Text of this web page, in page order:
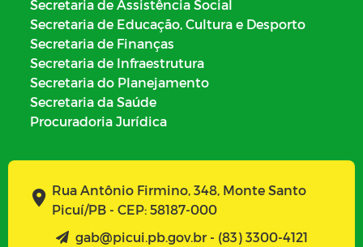
Secretaria de Assistência Social
Secretaria de Educação, Cultura e Desporto
Secretaria de Finanças
Secretaria de Infraestrutura
Secretaria do Planejamento
Secretaria da Saúde
Procuradoria Jurídica
Rua Antônio Firmino, 348, Monte Santo
Picuí/PB - CEP: 58187-000
gab@picui.pb.gov.br - (83) 3300-4121